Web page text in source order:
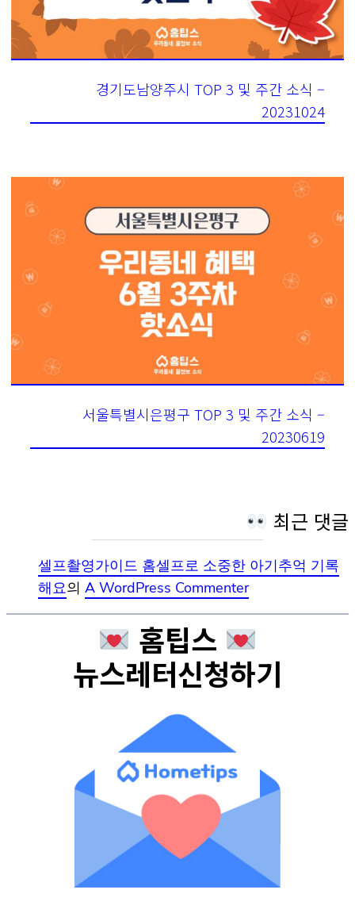
경기도남양주시 TOP 3 및 주간 소식 –
20231024
서울특별시은평구 TOP 3 및 주간 소식 –
20230619
최근 댓글
셀프촬영가이드 홈셀프로 소중한 아기추억 기록
해요의 A WordPress Commenter
홈팁스
뉴스레터신청하기